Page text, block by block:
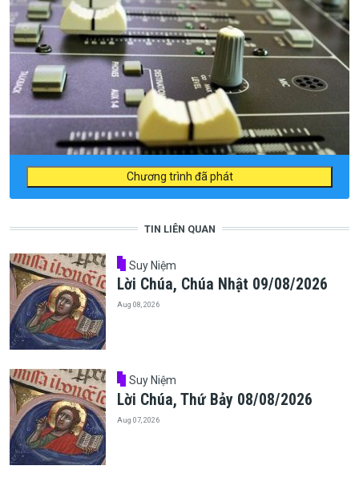
Chương trình đã phát
TIN LIÊN QUAN
Suy Niệm
Lời Chúa, Chúa Nhật 09/08/2026
Aug 08, 2026
Suy Niệm
Lời Chúa, Thứ Bảy 08/08/2026
Aug 07, 2026